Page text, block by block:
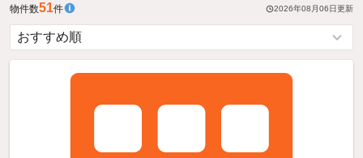
物件数51件 2026年08月06日更新